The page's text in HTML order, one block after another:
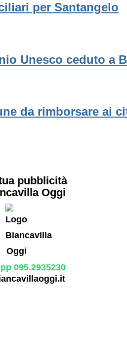
per Santangelo
Unesco ceduto a
da rimborsare ai
pubblicità
Oggi
095.2935230